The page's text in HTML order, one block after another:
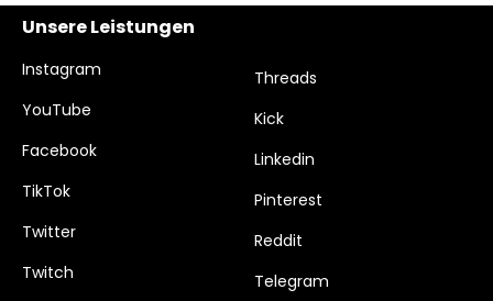
Unsere Leistungen
Instagram
YouTube
Facebook
TikTok
Twitter
Twitch
Threads
Kick
Linkedin
Pinterest
Reddit
Telegram